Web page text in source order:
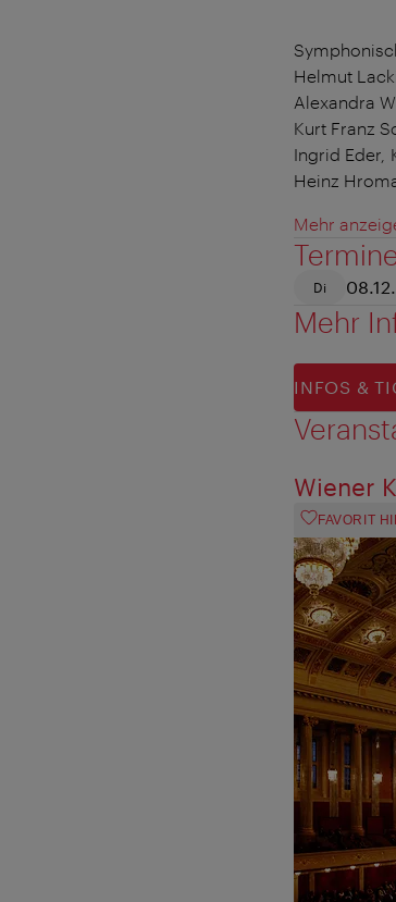
Helmut
Alexandra
Kurt Franz
Ingrid Eder,
Heinz
Mehr
Di
Mehr
INFOS &
Wiener
FAVORIT